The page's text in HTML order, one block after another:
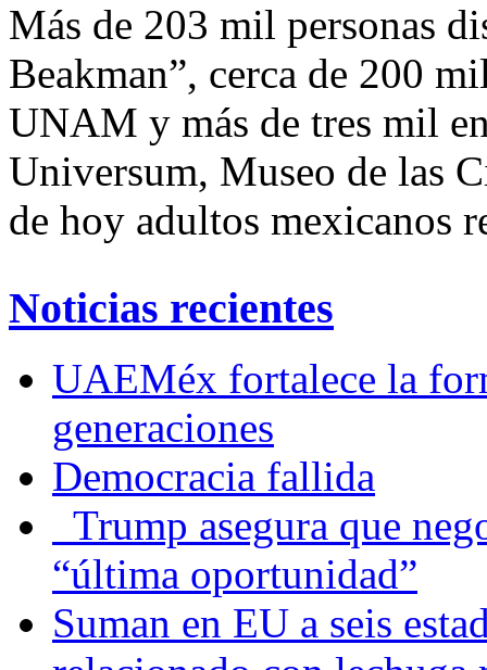
Más de 203 mil personas
Beakman”, cerca de 200
UNAM y más de tres mil
Universum, Museo de las
de hoy adultos mexicanos
Noticias recientes
UAEMéx fortalece la
generaciones
Democracia fallida
Trump asegura que
“última oportunidad”
Suman en EU a seis